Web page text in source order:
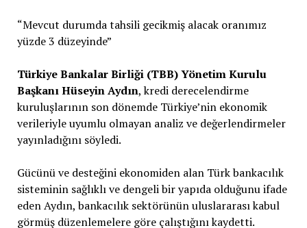
“Mevcut durumda tahsili gecikmiş alacak oranımız
yüzde 3 düzeyinde”
Türkiye Bankalar Birliği (TBB) Yönetim Kurulu
Başkanı Hüseyin Aydın, kredi derecelendirme
kuruluşlarının son dönemde Türkiye’nin ekonomik
verileriyle uyumlu olmayan analiz ve değerlendirmeler
yayınladığını söyledi.
Gücünü ve desteğini ekonomiden alan Türk bankacılık
sisteminin sağlıklı ve dengeli bir yapıda olduğunu ifade
eden Aydın, bankacılık sektörünün uluslararası kabul
görmüş düzenlemelere göre çalıştığını kaydetti.